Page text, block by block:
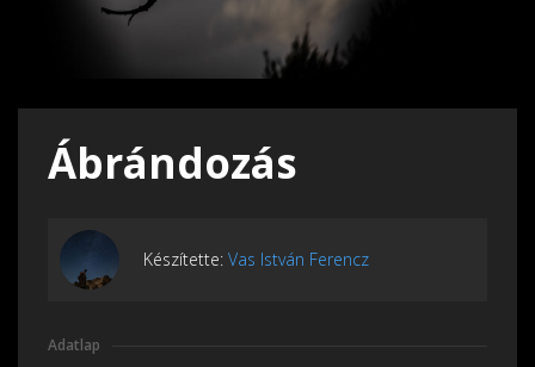
Ábrándozás
Készítette: Vas István Ferencz
Adatlap